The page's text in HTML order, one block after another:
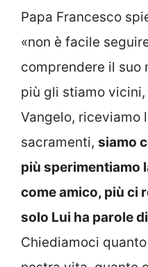
Papa Francesco
«non è facile
comprendere il suo
più gli stiamo
Vangelo, riceviamo
sacramenti, siamo
più sperimentiamo
come amico, più ci
solo Lui ha parole
Chiediamoci